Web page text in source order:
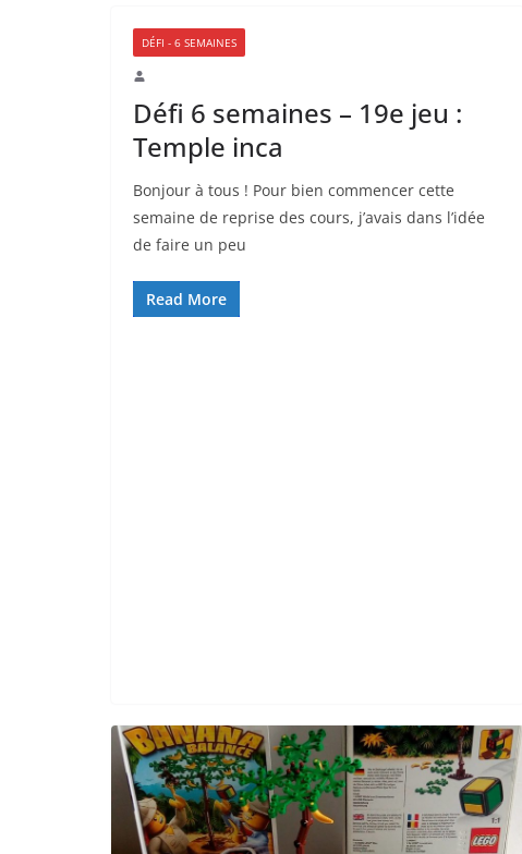
DÉFI - 6 SEMAINES
Défi 6 semaines – 19e jeu :
Temple inca
Bonjour à tous ! Pour bien commencer cette
semaine de reprise des cours, j’avais dans l’idée
de faire un peu
Read More